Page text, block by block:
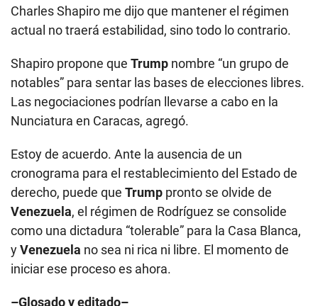
Charles Shapiro me dijo que mantener el régimen
actual no traerá estabilidad, sino todo lo contrario.
Shapiro propone que Trump nombre “un grupo de
notables” para sentar las bases de elecciones libres.
Las negociaciones podrían llevarse a cabo en la
Nunciatura en Caracas, agregó.
Estoy de acuerdo. Ante la ausencia de un
cronograma para el restablecimiento del Estado de
derecho, puede que Trump pronto se olvide de
Venezuela, el régimen de Rodríguez se consolide
como una dictadura “tolerable” para la Casa Blanca,
yVenezuela no sea ni rica ni libre. El momento de
iniciar ese proceso es ahora.
–Glosado y editado–